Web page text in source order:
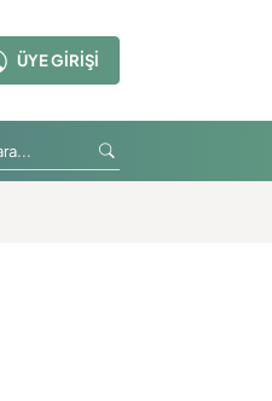
ÜYE GIRIŞI